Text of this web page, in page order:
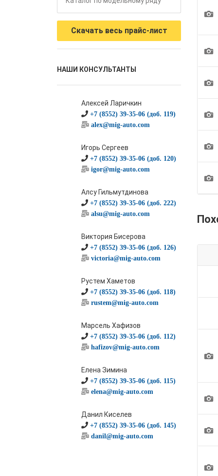
Скачать весь прайс-лист
НАШИ КОНСУЛЬТАНТЫ
Алексей Ларичкин
+7 (8552) 39-35-06 (доб. 119)
alex@mig-auto.com
Игорь Сергеев
+7 (8552) 39-35-06 (доб. 120)
igor@mig-auto.com
Алсу Гильмутдинова
+7 (8552) 39-35-06 (доб. 222)
alsu@mig-auto.com
Виктория Бисерова
+7 (8552) 39-35-06 (доб. 126)
victoria@mig-auto.com
Рустем Хаметов
+7 (8552) 39-35-06 (доб. 118)
rustem@mig-auto.com
Марсель Хафизов
+7 (8552) 39-35-06 (доб. 112)
hafizov@mig-auto.com
Елена Зимина
+7 (8552) 39-35-06 (доб. 115)
elena@mig-auto.com
Данил Киселев
+7 (8552) 39-35-06 (доб. 145)
danil@mig-auto.com
1
1
1
1
1
1
1
1
1
1